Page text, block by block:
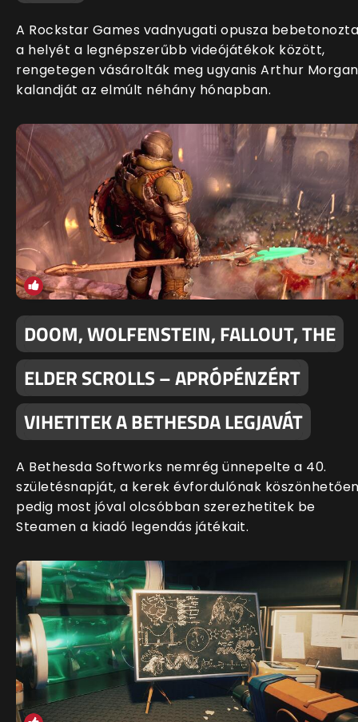
A Rockstar Games vadnyugati opusza bebetonozta
a helyét a legnépszerűbb videójátékok között,
rengetegen vásárolták meg ugyanis Arthur Morgan
kalandját az elmúlt néhány hónapban.
DOOM, WOLFENSTEIN, FALLOUT, THE
ELDER SCROLLS – APRÓPÉNZÉRT
VIHETITEK A BETHESDA LEGJAVÁT
A Bethesda Softworks nemrég ünnepelte a 40.
születésnapját, a kerek évfordulónak
pedig most jóval olcsóbban szerezhetitek be
Steamen a kiadó legendás játékait.